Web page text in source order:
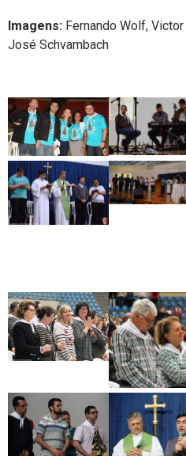
Imagens: Fernando Wolf,
José Schvambach